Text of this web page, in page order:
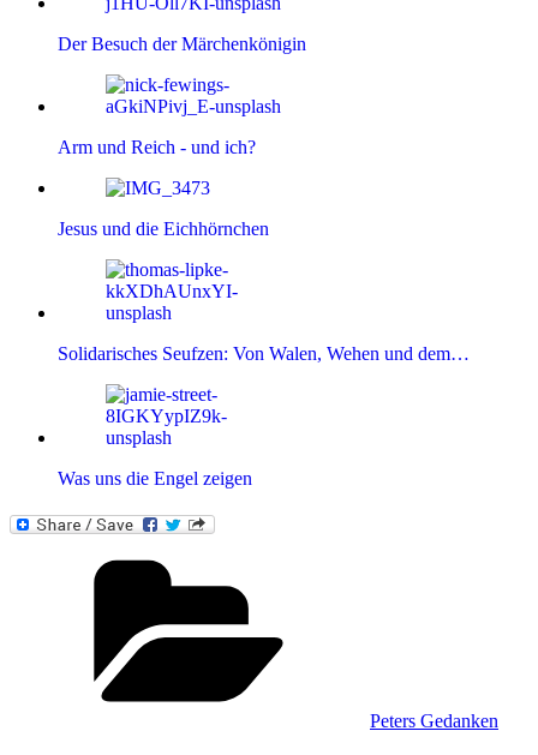
Der Besuch der Märchenkönigin
Arm und Reich - und ich?
Jesus und die Eichhörnchen
Solidarisches Seufzen: Von Walen, Wehen und dem…
Was uns die Engel zeigen
Peters Gedanken